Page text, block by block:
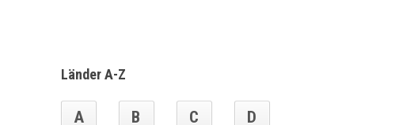
Länder A-Z
A B C D